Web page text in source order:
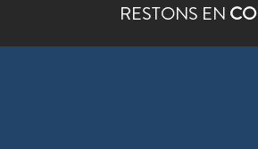
RESTONS EN